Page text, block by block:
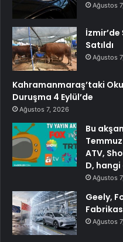
Ağustos
İzmir’de
Satıldı
Ağustos
Kahramanmaraş’taki
Duruşma 4 Eylül’de
Ağustos 7, 2026
Bu
ATV,
D,
Ağustos
Geely,
Ağustos